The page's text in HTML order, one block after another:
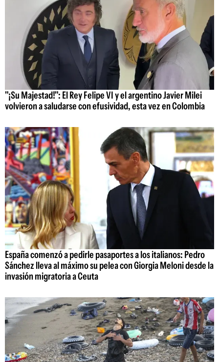
"¡Su Majestad!": El Rey Felipe VI y el argentino Javier Milei
volvieron a saludarse con efusividad, esta vez en Colombia
España comenzó a pedirle pasaportes a los italianos: Pedro
Sánchez lleva al máximo su pelea con Giorgia Meloni desde la
invasión migratoria a Ceuta